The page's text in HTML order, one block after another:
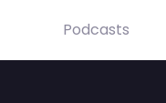
Podcasts